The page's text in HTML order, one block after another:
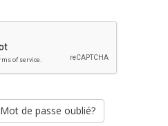
Mot de passe oublié?